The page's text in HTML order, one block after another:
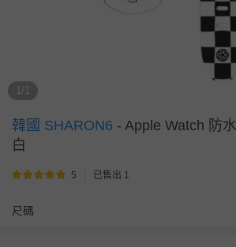
1/1
韓國 SHARON6 - Apple Watch 防
白
5 已售出 1
尺碼